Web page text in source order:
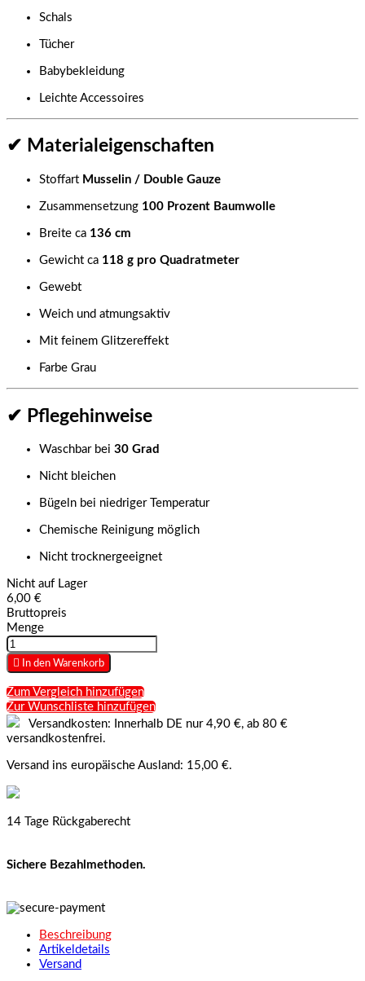
Schals
Tücher
Babybekleidung
Leichte Accessoires
✔ Materialeigenschaften
Stoffart Musselin / Double Gauze
Zusammensetzung 100 Prozent Baumwolle
Breite ca 136 cm
Gewicht ca 118 g pro Quadratmeter
Gewebt
Weich und atmungsaktiv
Mit feinem Glitzereffekt
Farbe Grau
✔ Pflegehinweise
Waschbar bei 30 Grad
Nicht bleichen
Bügeln bei niedriger Temperatur
Chemische Reinigung möglich
Nicht trocknergeeignet
Nicht auf Lager
6,00 €
Bruttopreis
Menge
 In den Warenkorb
Zum Vergleich hinzufügen
Zur Wunschliste hinzufügen
Versandkosten: Innerhalb DE nur 4,90 €, ab 80 €
versandkostenfrei.
Versand ins europäische Ausland: 15,00 €.
14 Tage Rückgaberecht
Sichere Bezahlmethoden.
Beschreibung
Artikeldetails
Versand